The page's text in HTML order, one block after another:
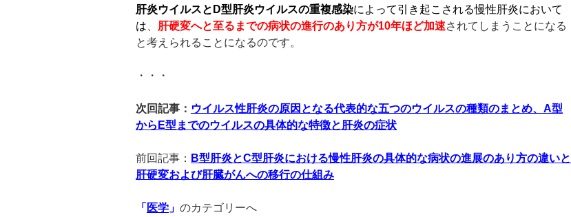
肝炎ウイルスと D型肝炎ウイルスの重複感染によって引き起こされる慢性肝炎において
は
肝硬変へと至るまでの病状の進行のあり方が10年ほど加速されてしまうことになる
と考えられることになるのです。
・・・
次回記事： ウイルス性肝炎の原因となる代表的な五つのウイルスの種類のまとめ、A型
からE型までのウイルスの具体的な特徴と肝炎の症状
前回記事： B型肝炎とC型肝炎における慢性肝炎の具体的な病状の進展のあり方の違いと
肝硬変および肝臓がんへの移行の仕組み
「 医学 」 のカテゴリーへ